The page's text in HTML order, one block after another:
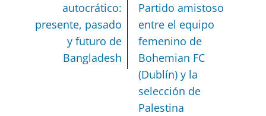
autocrático:
presente, pasado
y futuro de
Bangladesh
Partido amistoso
entre el equipo
femenino de
Bohemian FC
(Dublín) y la
selección de
Palestina